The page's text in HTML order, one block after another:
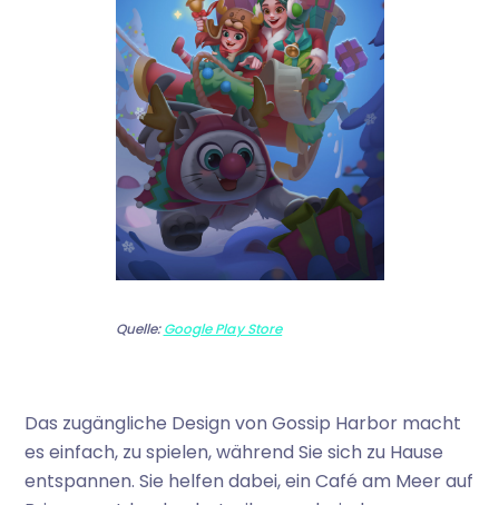
Quelle:Google Play Store
Das zugängliche Design von Gossip Harbor macht
es einfach, zu spielen, während Sie sich zu Hause
entspannen. Sie helfen dabei, ein Café am Meer auf